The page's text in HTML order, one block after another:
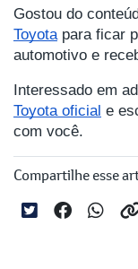
Gostou do
Toyotapara ficar
automotivo e
Interessado em
Toyota oficial e
com você.
Compartilhe esse